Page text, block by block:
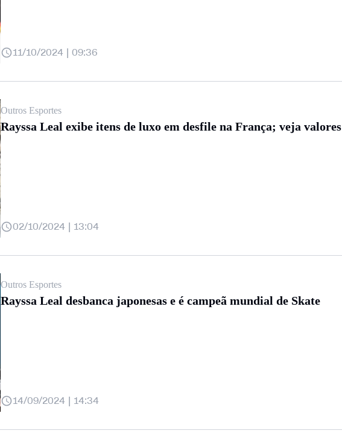
11/10/2024 | 09:36
Outros Esportes
Rayssa Leal exibe itens de luxo em desfile na França; veja valores
02/10/2024 | 13:04
Outros Esportes
Rayssa Leal desbanca japonesas e é campeã mundial de Skate
14/09/2024 | 14:34